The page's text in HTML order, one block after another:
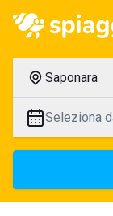
Saponara
Seleziona